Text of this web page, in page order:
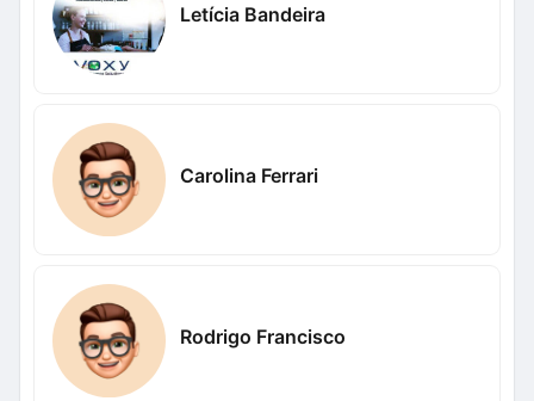
Letícia Bandeira
Carolina Ferrari
Rodrigo Francisco